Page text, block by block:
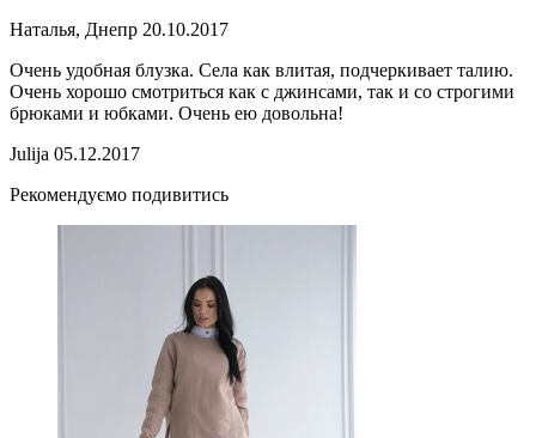
Наталья, Днепр 20.10.2017
Очень удобная блузка. Села как влитая, подчеркивает талию.
Очень хорошо смотриться как с джинсами, так и со строгими
брюками и юбками. Очень ею довольна!
Julija 05.12.2017
Рекомендуємо подивитись